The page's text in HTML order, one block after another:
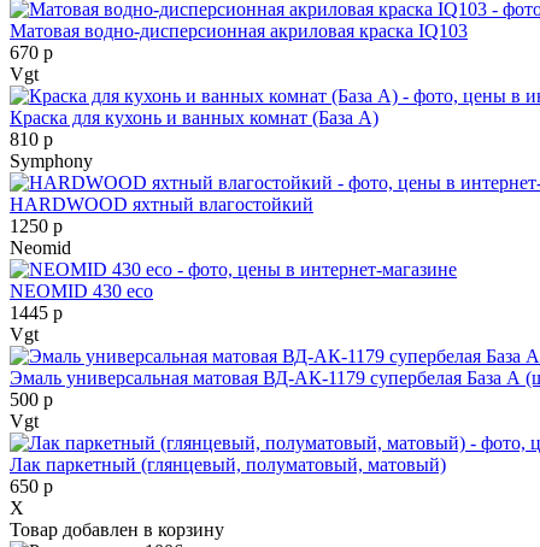
Матовая водно-дисперсионная акриловая краска IQ103
670 р
Vgt
Краска для кухонь и ванных комнат (База А)
810 р
Symphony
HARDWOOD яхтный влагостойкий
1250 р
Neomid
NEOMID 430 eco
1445 р
Vgt
Эмаль универсальная матовая ВД-АК-1179 супербелая База А
500 р
Vgt
Лак паркетный (глянцевый, полуматовый, матовый)
650 р
X
Товар добавлен в корзину